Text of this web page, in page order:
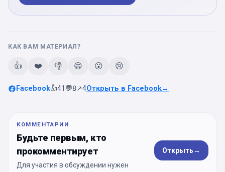
КАК ВАМ МАТЕРИАЛ?
👍 ❤️ 👎 😄 😮 😢
Facebook👍41 💬8↗4Открыть в Facebook→
КОММЕНТАРИИ
Будьте первым, кто
прокомментирует
Для участия в обсуждении нужен
Открыть→